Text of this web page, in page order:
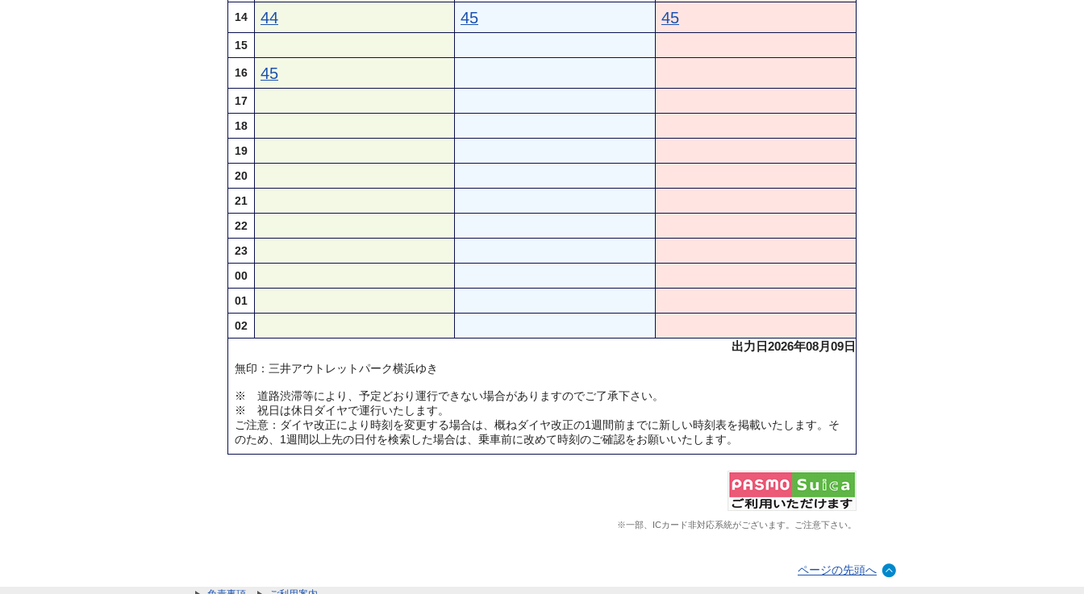
14 44 45 45
15
16 45
17
18
19
20
21
22
23
00
01
02
出力日2026年08月09日
無印：三井アウトレットパーク横浜ゆき
※ 道路渋滞等により、予定どおり運行できない場合がありますのでご了承下さい。
※ 祝日は休日ダイヤで運行いたします。
ご注意：ダイヤ改正により時刻を変更する場合は、概ねダイヤ改正の1週間前までに新しい時刻表を掲載いたします。そ
のため、1週間以上先の日付を検索した場合は、乗車前に改めて時刻のご確認をお願いいたします。
※一部、ICカード非対応系統がございます。ご注意下さい。
ページの先頭へ